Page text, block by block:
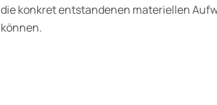
die konkret entstandenen materiellen
können.